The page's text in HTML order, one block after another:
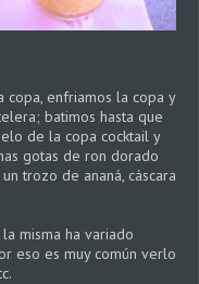
copa, enfriamos la copa y
batimos hasta que
de la copa cocktail y
gotas de ron dorado
trozo de ananá, cáscara
misma ha variado
eso es muy común verlo